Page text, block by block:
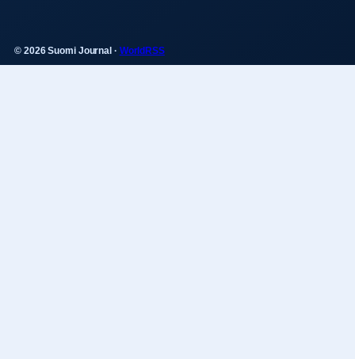
© 2026 Suomi Journal · WorldRSS